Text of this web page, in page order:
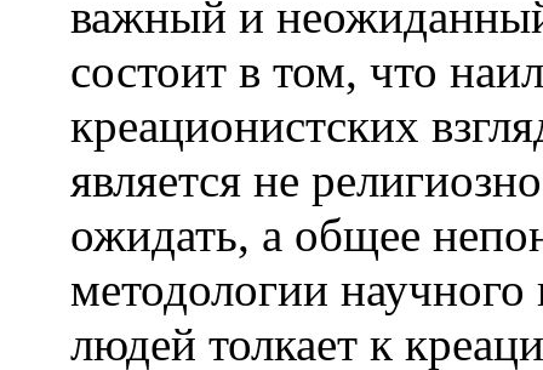
важный и
состоит в том, что
креационистских
является не
ожидать, а общее
методологии
людей толкает к